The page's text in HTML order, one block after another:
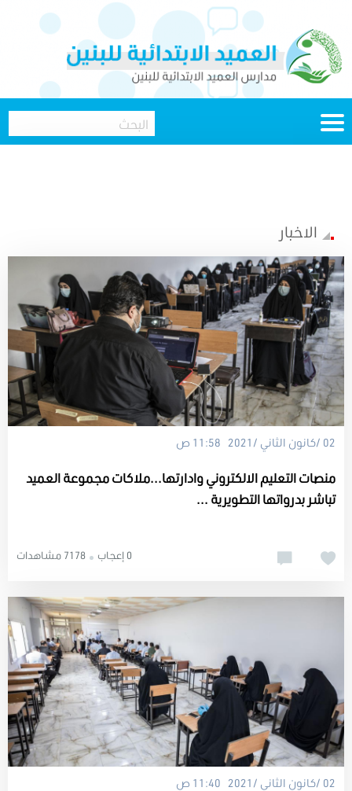
الاخبار
02 /كانون الثاني /2021 11:58 ص
منصات التعليم الالكتروني وادارتها...ملاكات مجموعة العميد
تباشر بدرواتها التطويرية ...
7178 مشاهدات 0 إعجاب
02 /كانون الثاني /2021 11:40 ص